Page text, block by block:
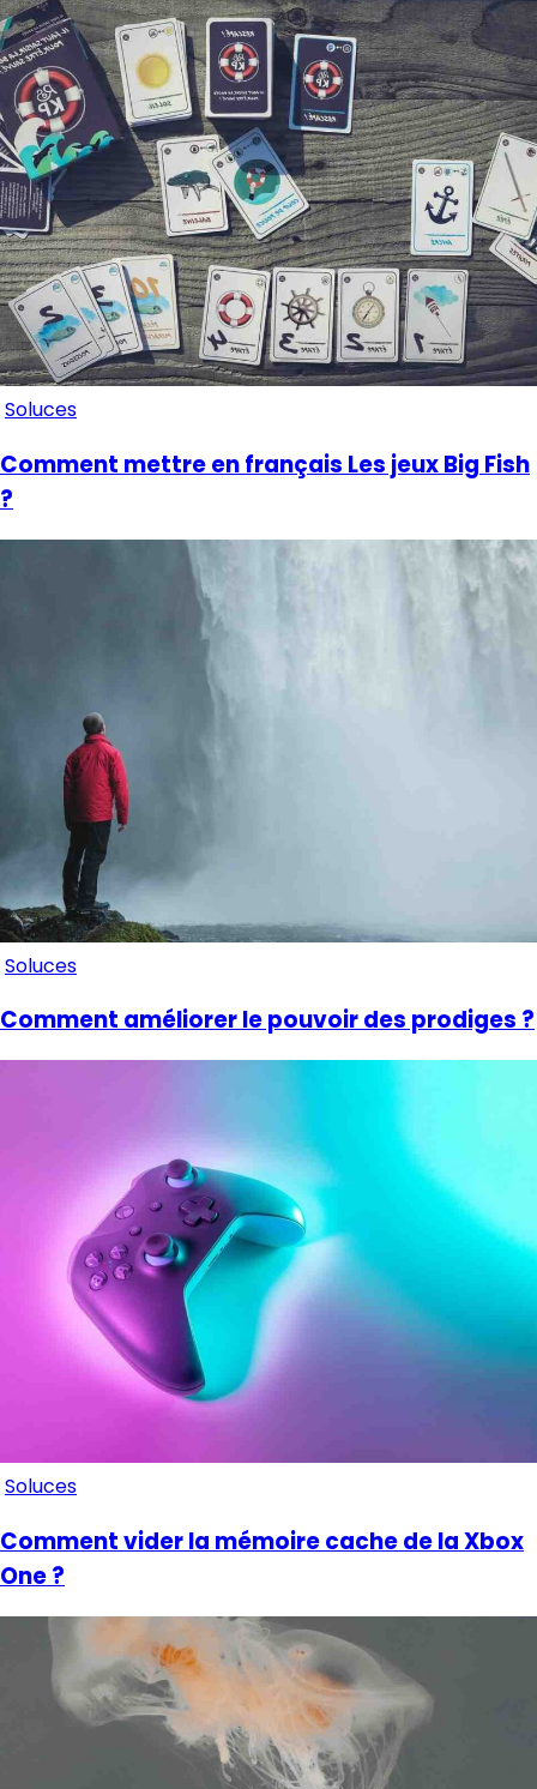
Soluces
Comment mettre en français Les jeux Big Fish
?
Soluces
Comment améliorer le pouvoir des prodiges ?
Soluces
Comment vider la mémoire cache de la Xbox
One ?